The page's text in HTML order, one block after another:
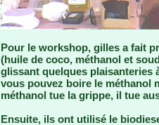
Pour le workshop, gilles a fait
(huile de coco, méthanol et
glissant quelques plaisanteries
vous pouvez boire le méthanol
méthanol tue la grippe, il tue
Ensuite, ils ont utilisé le